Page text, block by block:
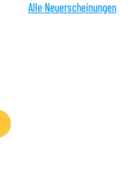
Alle Neuerscheinungen